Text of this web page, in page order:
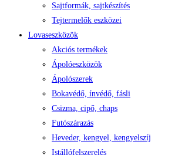
Sajtformák, sajtkészítés
Tejtermelők eszközei
Lovaseszközök
Akciós termékek
Ápolóeszközök
Ápolószerek
Bokavédő, ínvédő, fásli
Csizma, cipő, chaps
Futószárazás
Heveder, kengyel, kengyelszíj
Istállófelszerelés